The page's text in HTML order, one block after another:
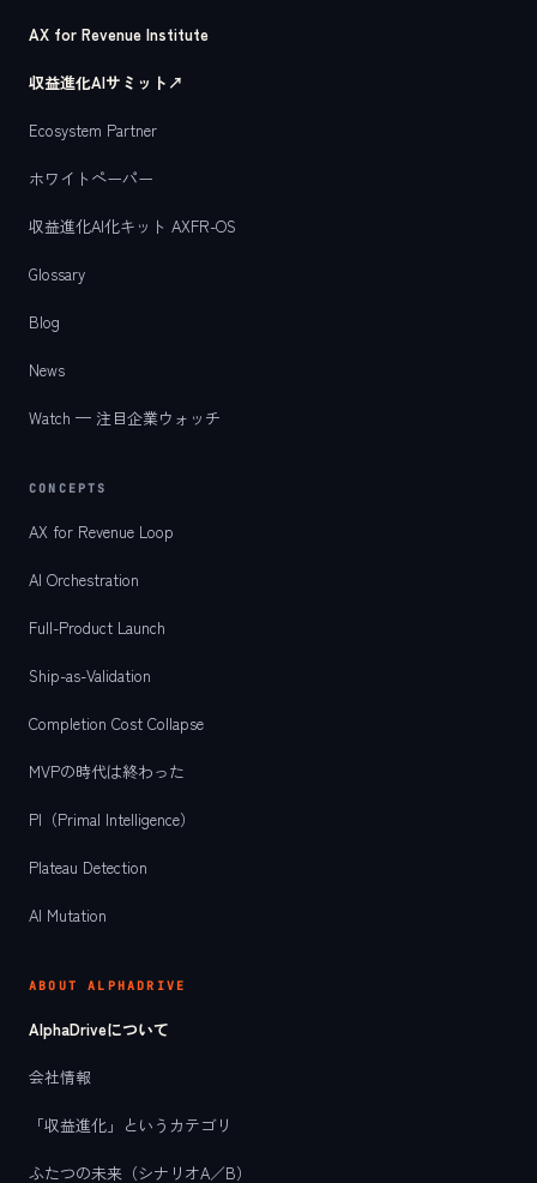
AX for Revenue Institute
収益進化AIサミット ↗
Ecosystem Partner
ホワイトペーパー
収益進化AI化キット AXFR-OS
Glossary
Blog
News
Watch — 注目企業ウォッチ
CONCEPTS
AX for Revenue Loop
AI Orchestration
Full-Product Launch
Ship-as-Validation
Completion Cost Collapse
MVPの時代は終わった
PI（Primal Intelligence）
Plateau Detection
AI Mutation
ABOUT ALPHADRIVE
AlphaDriveについて
会社情報
「収益進化」というカテゴリ
ふたつの未来（シナリオA／B）